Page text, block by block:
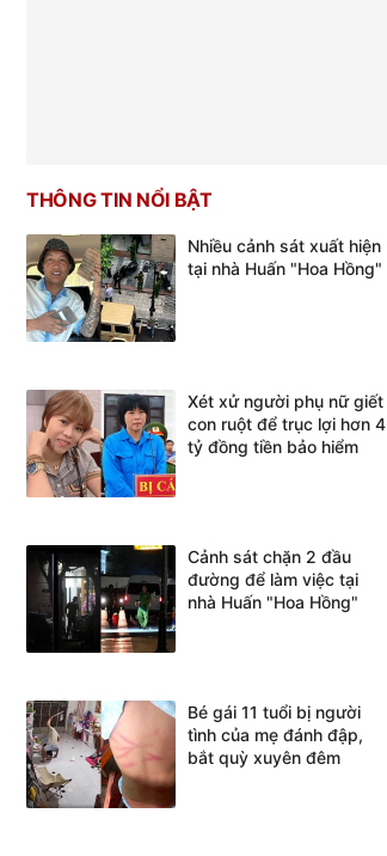
THÔNG TIN NỔI BẬT
Nhiều cảnh sát xuất hiện
tại nhà Huấn "Hoa Hồng"
Xét xử người phụ nữ giết
con ruột để trục lợi hơn 4
tỷ đồng tiền bảo hiểm
Cảnh sát chặn 2 đầu
đường để làm việc tại
nhà Huấn "Hoa Hồng"
Bé gái 11 tuổi bị người
tình của mẹ đánh đập,
bắt quỳ xuyên đêm